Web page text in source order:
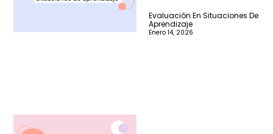
Evaluación En Situaciones De
Aprendizaje
Enero 14, 2026